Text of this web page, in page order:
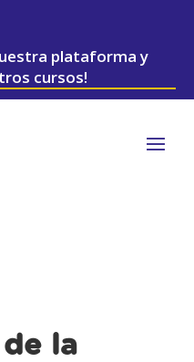
plataforma y
cursos!
la